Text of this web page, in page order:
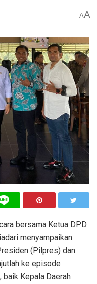
AA
bersama Ketua DPD
menyampaikan
(Pilpres) dan
ke episode
baik Kepala Daerah